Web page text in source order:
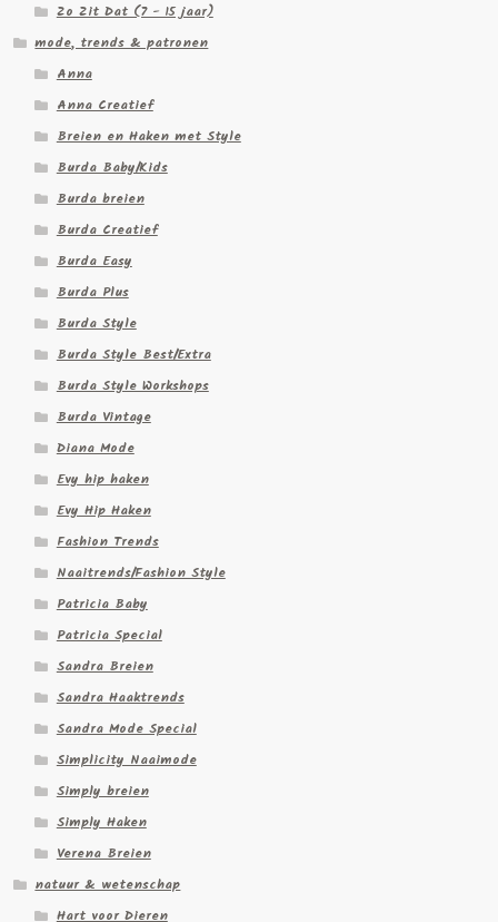
Zo Zit Dat (7 - 15 jaar)
mode, trends & patronen
Anna
Anna Creatief
Breien en Haken met Style
Burda Baby/Kids
Burda breien
Burda Creatief
Burda Easy
Burda Plus
Burda Style
Burda Style Best/Extra
Burda Style Workshops
Burda Vintage
Diana Mode
Evy hip haken
Evy Hip Haken
Fashion Trends
Naaitrends/Fashion Style
Patricia Baby
Patricia Special
Sandra Breien
Sandra Haaktrends
Sandra Mode Special
Simplicity Naaimode
Simply breien
Simply Haken
Verena Breien
natuur & wetenschap
Hart voor Dieren